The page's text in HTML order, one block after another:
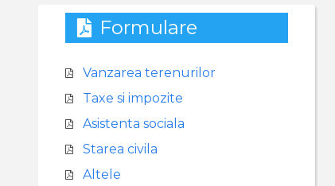
Formulare
Vanzarea terenurilor
Taxe si impozite
Asistenta sociala
Starea civila
Altele